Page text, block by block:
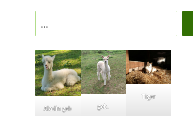
1
Aladin geb
geb.
Tiger